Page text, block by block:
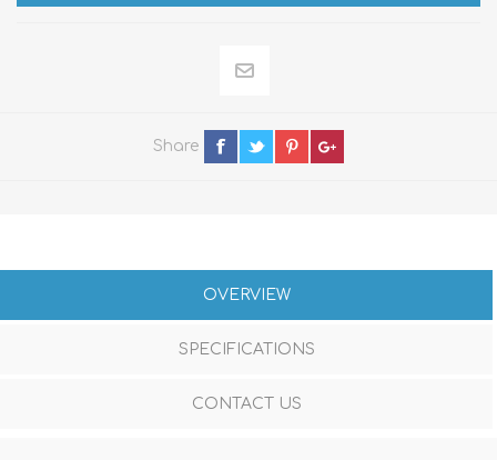
Share
OVERVIEW
SPECIFICATIONS
CONTACT US